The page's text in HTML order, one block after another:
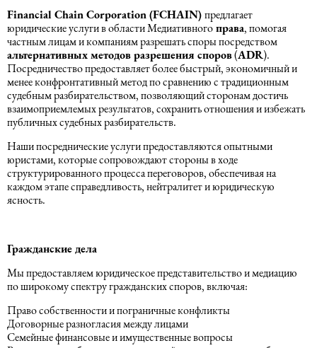
Карьера
Восстановление учета
Консультации
МСФО
Подготовка отчетности
1C
Юридические услуги по
коммерческому праву
Трудовое право
Международное (частное) право
Миграционные услуги в Азербайджане
Право интеллектуальной
Медиативное право
Закон, конфиденциальность,
приватность и безопасность
Учет кадров
Аутсорсинг и аутстаффинг
Рекрутинговые услуги
EOR
Маркетинговые услуги
FinancialChainCorporation (FCHAIN)предлагает
юридические услуги в области Медиативногоправа, помогая
частным лицам и компаниям разрешать споры посредством
альтернативных методов разрешения споров(ADR).
Посредничество предоставляет более быстрый, экономичный и
менее конфронтативный метод по сравнению с традиционным
судебным разбирательством, позволяющий сторонам достичь
взаимоприемлемых результатов, сохранить отношения и избежать
публичных судебных разбирательств.
Наши посреднические услуги предоставляются опытными
юристами, которые сопровождают стороны в ходе
структурированного процесса переговоров, обеспечивая на
каждом этапе справедливость, нейтралитет и юридическую
ясность.
Гражданские дела
Мы предоставляем юридическое представительство и медиацию
по широкому спектру гражданских споров, включая:
Право собственности и пограничные конфликты
Договорные разногласия между лицами
Семейные финансовые и имущественные вопросы